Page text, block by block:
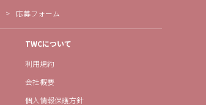
応募フォーム
TWCについて
利用規約
会社概要
個人情報保護方針